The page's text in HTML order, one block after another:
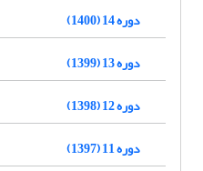
دوره 14 (1400)
دوره 13 (1399)
دوره 12 (1398)
دوره 11 (1397)